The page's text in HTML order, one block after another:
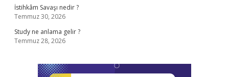
İstihkâm Savaşı nedir ?
Temmuz 30, 2026
Study ne anlama gelir ?
Temmuz 28, 2026